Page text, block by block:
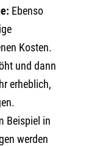
Ebenso
Kosten.
und dann
erheblich,
Beispiel in
werden